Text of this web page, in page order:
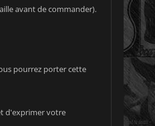
avant de commander).
pourrez porter cette
d'exprimer votre